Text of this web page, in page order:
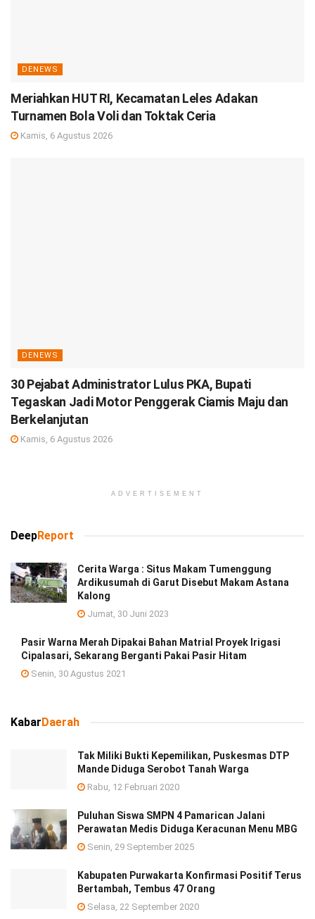
DENEWS
Meriahkan HUT RI, Kecamatan Leles Adakan
Turnamen Bola Voli dan Toktak Ceria
Kamis, 6 Agustus 2026
DENEWS
30 Pejabat Administrator Lulus PKA, Bupati
Tegaskan Jadi Motor Penggerak Ciamis Maju dan
Berkelanjutan
Kamis, 6 Agustus 2026
ADVERTISEMENT
DeepReport
Cerita Warga : Situs Makam Tumenggung
Ardikusumah di Garut Disebut Makam Astana
Kalong
Jumat, 30 Juni 2023
Pasir Warna Merah Dipakai Bahan Matrial Proyek Irigasi
Cipalasari, Sekarang Berganti Pakai Pasir Hitam
Senin, 30 Agustus 2021
Kabar Daerah
Tak Miliki Bukti Kepemilikan, Puskesmas DTP
Mande Diduga Serobot Tanah Warga
Rabu, 12 Februari 2020
Puluhan Siswa SMPN 4 Pamarican Jalani
Perawatan Medis Diduga Keracunan Menu MBG
Senin, 29 September 2025
Kabupaten Purwakarta Konfirmasi Positif Terus
Bertambah, Tembus 47 Orang
Selasa, 22 September 2020